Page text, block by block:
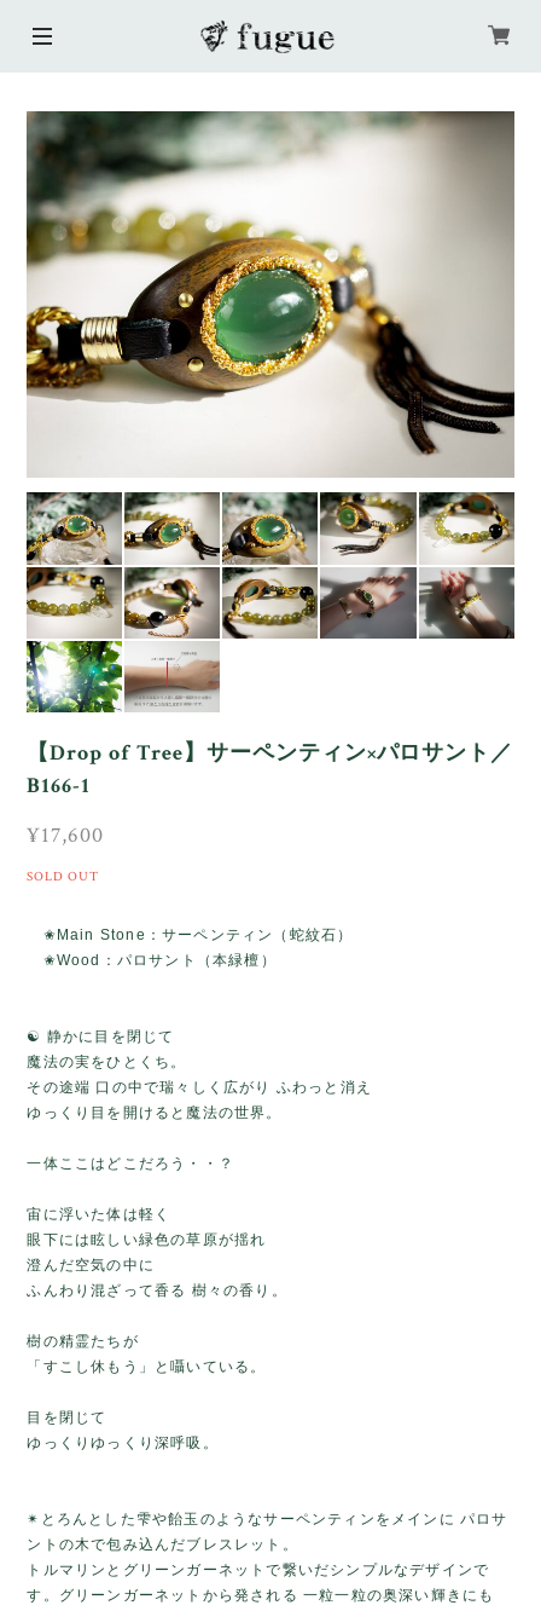
【Drop of Tree】サーペンティン×パロサント／
B166-1
¥17,600
SOLD OUT
✬Main Stone：サーペンティン（蛇紋石）
✬Wood：パロサント（本緑檀）
☯️ 静かに目を閉じて
魔法の実をひとくち。
その途端 口の中で瑞々しく広がり ふわっと消え
ゆっくり目を開けると魔法の世界。
一体ここはどこだろう・・？
宙に浮いた体は軽く
眼下には眩しい緑色の草原が揺れ
澄んだ空気の中に
ふんわり混ざって香る 樹々の香り。
樹の精霊たちが
「すこし休もう」と囁いている。
目を閉じて
ゆっくりゆっくり深呼吸。
✴とろんとした雫や飴玉のようなサーペンティンをメインに パロサ
ントの木で包み込んだブレスレット。
トルマリンとグリーンガーネットで繋いだシンプルなデザインで
す。グリーンガーネットから発される 一粒一粒の奥深い輝きにも